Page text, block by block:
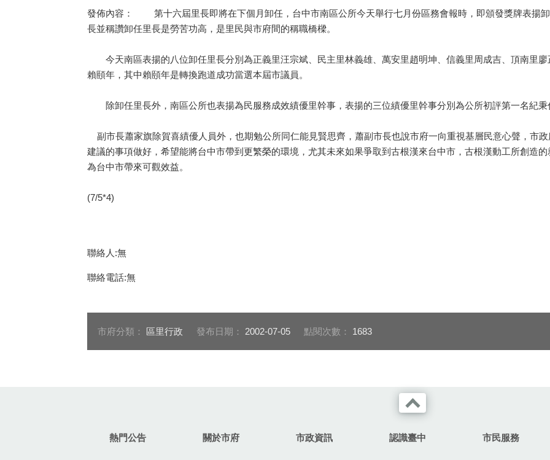
發佈內容： 第十六屆里長即將在下個月卸任，台中市南區公所今天舉行七月份區務會報時，即頒發獎牌表揚
長並稱讚卸任里長是勞苦功高，是里民與市府間的稱職橋樑。
今天南區表揚的八位卸任里長分別為正義里汪宗斌、民主里林義雄、萬安里趙明坤、信義里周成吉、頂南里廖
賴頤年，其中賴頤年是轉換跑道成功當選本屆市議員。
除卸任里長外，南區公所也表揚為民服務成效績優里幹事，表揚的三位績優里幹事分別為公所初評第一名紀秉
副市長蕭家旗除賀喜績優人員外，也期勉公所同仁能見賢思齊，蕭副市長也說市府一向重視基層民意心聲，市
建議的事項做好，希望能將台中市帶到更繁榮的環境，尤其未來如果爭取到古根漢來台中市，古根漢動工所創造
為台中市帶來可觀效益。
(7/5*4)
聯絡人:無
聯絡電話:無
市府分類： 區里行政 發布日期： 2002-07-05 點閱次數： 1683
熱門公告 關於市府 市政資訊 認識臺中 市民服務